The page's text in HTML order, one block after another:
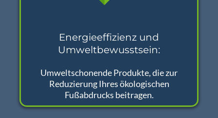
Energieeffizienz und
Umweltbewusstsein:
Umweltschonende Produkte, die zur
Reduzierung Ihres ökologischen
Fußabdrucks beitragen.